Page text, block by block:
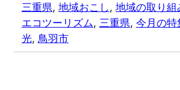
三重県, 地域おこし, 地域の取り組
エコツーリズム, 三重県, 今月の特
光, 鳥羽市